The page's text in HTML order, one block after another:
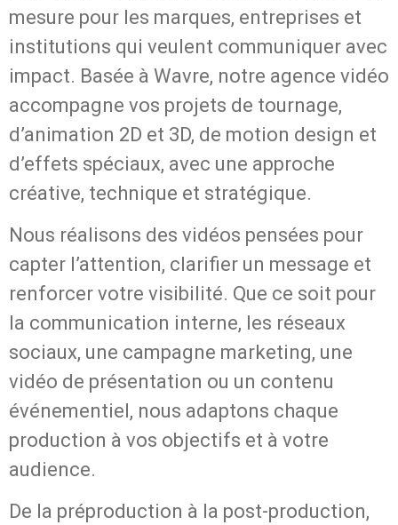
mesure pour les marques, entreprises et
institutions qui veulent communiquer avec
impact. Basée à Wavre, notre agence vidéo
accompagne vos projets de tournage,
d’animation 2D et 3D, de motion design et
d’effets spéciaux, avec une approche
créative, technique et stratégique.
Nous réalisons des vidéos pensées pour
capter l’attention, clarifier un message et
renforcer votre visibilité. Que ce soit pour
la communication interne, les réseaux
sociaux, une campagne marketing, une
vidéo de présentation ou un contenu
événementiel, nous adaptons chaque
production à vos objectifs et à votre
audience.
De la préproduction à la post-production,